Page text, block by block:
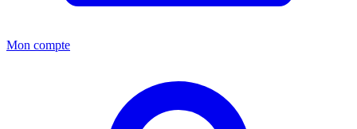
Mon compte